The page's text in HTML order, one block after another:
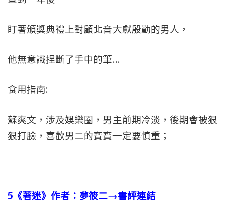
盯著頒獎典禮上對顧北音大獻殷勤的男人，
他無意識捏斷了手中的筆…
食用指南:
蘇爽文，涉及娛樂圈，男主前期冷淡，後期會被狠
狠打臉，喜歡男二的寶寶一定要慎重；
5 《著迷》作者：夢筱二→書評連結